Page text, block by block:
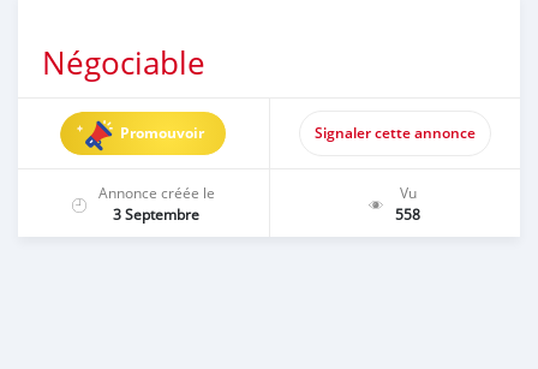
Négociable
Promouvoir Signaler cette annonce
Annonce créée le
3 Septembre
Vu
558